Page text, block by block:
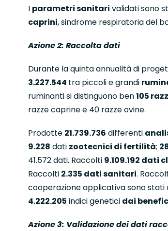
I parametri sanitari validati sono
caprini, sindrome respiratoria del
Azione 2: Raccolta dati
Durante la quinta annualità di
3.227.544 tra piccoli e grandi
ruminanti si distinguono ben105
razze caprine e 40 razze ovine.
Prodotte 21.739.736 differenti
9.228 dati zootecnici di fertilità;
41.572 dati. Raccolti 9.109.192 dati
Raccolti 2.335 dati sanitari.
cooperazione applicativa sono stati
4.222.205 indici genetici dai
Azione 3: Validazione dei dati